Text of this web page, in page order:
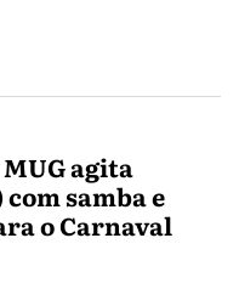
agita
samba e
o Carnaval